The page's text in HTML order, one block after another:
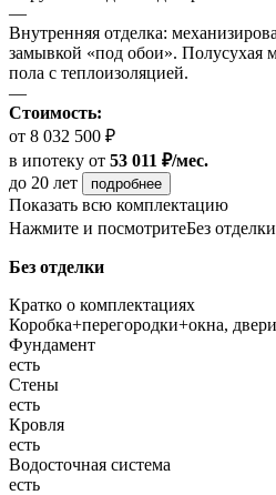
—
Внутренняя отделка:
замывкой «под обои». Полусухая
пола с теплоизоляцией.
—
Стоимость:
от 8 032 500 ₽
в ипотеку от 53 011 ₽/мес.
до 20 лет
подробнее
Показать всю комплектацию
Нажмите и посмотритеБез отделки
Без отделки
Кратко о комплектациях
Коробка+перегородки+окна, двери
Фундамент
есть
Стены
есть
Кровля
есть
Водосточная система
есть